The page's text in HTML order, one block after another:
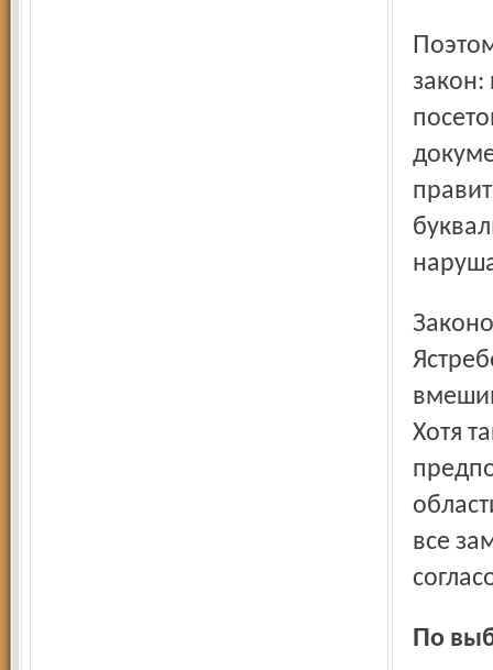
Поэтому народным избранникам пришлось утвердить
закон:
Законодатели попросили губернатора области Сергея
Хотя
все
По